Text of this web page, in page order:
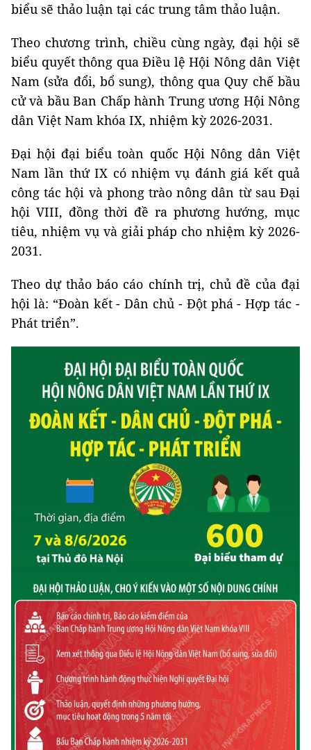
biểu sẽ thảo luận tại các trung tâm thảo luận.
Theo chương trình, chiều cùng ngày, đại hội sẽ
biểu quyết thông qua Điều lệ Hội Nông dân Việt
Nam (sửa đổi, bổ sung), thông qua Quy chế bầu
cử và bầu Ban Chấp hành Trung ương Hội Nông
dân Việt Nam khóa IX, nhiệm kỳ 2026-2031.
Đại hội đại biểu toàn quốc Hội Nông dân Việt
Nam lần thứ IX có nhiệm vụ đánh giá kết quả
công tác hội và phong trào nông dân từ sau Đại
hội VIII, đồng thời đề ra phương hướng, mục
tiêu, nhiệm vụ và giải pháp cho nhiệm kỳ 2026-
2031.
Theo dự thảo báo cáo chính trị, chủ đề của đại
hội là: “Đoàn kết - Dân chủ - Đột phá - Hợp tác -
Phát triển”.